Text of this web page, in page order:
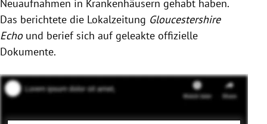
Neuaufnahmen in Krankenhäusern gehabt haben.
Das berichtete die Lokalzeitung Gloucestershire
Echound berief sich auf geleakte offizielle
Dokumente.